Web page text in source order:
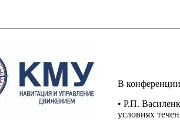
В
• Р.П.
условиях